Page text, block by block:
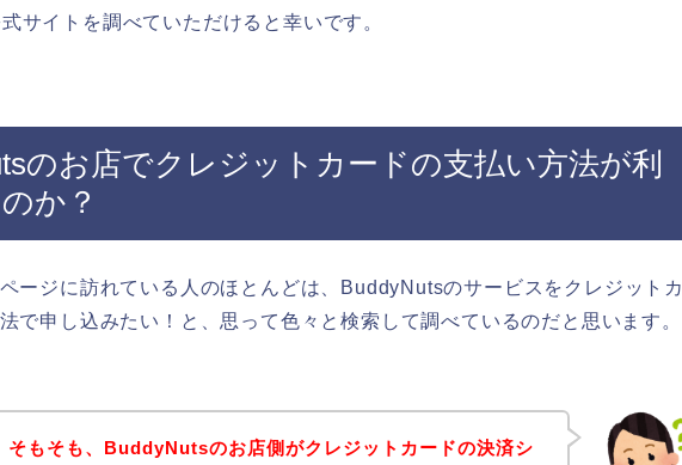
サイトを調べていただけると幸いです。
のお店でクレジットカードの支払い方法が利
か？
ージに訪れている人のほとんどは、BuddyNutsのサービスをクレジットカ
で申し込みたい！と、思って色々と検索して調べているのだと思います。
そもそも、BuddyNutsのお店側がクレジットカードの決済シ